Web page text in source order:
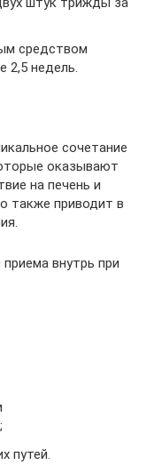
средством
2,5 недель.
сочетание
оказывают
на печень и
также приводит в
внутрь при
путей.